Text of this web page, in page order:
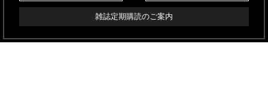
雑誌定期購読のご案内